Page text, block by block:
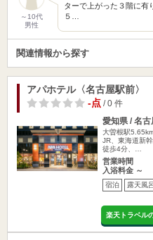
～10代
男性
ターで上がった３階に有
５…
関連情報から探す
アパホテル〈名古屋駅前〉
-点/ 0 件
愛知県 / 名
大曽根駅
JR、東海道新
徒歩4分、…
営業時間
入浴料金 ～
宿泊 露天風
楽天トラベル